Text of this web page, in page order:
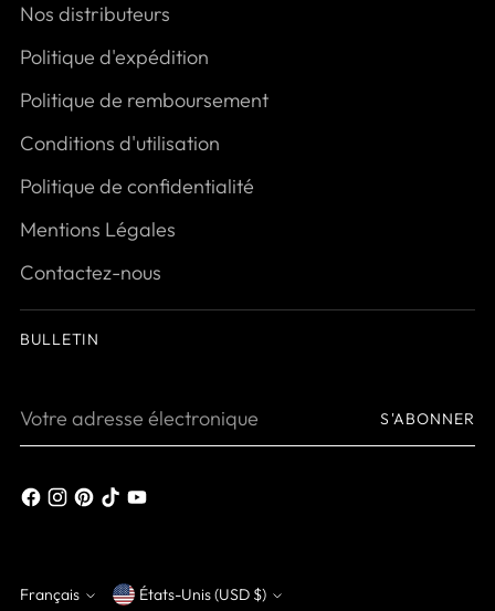
Nos distributeurs
Politique d'expédition
Politique de remboursement
Conditions d'utilisation
Politique de confidentialité
Mentions Légales
Contactez-nous
BULLETIN
Votre
S'ABONNER
Français États-Unis (USD $)